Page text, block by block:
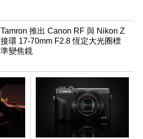
Tamron 推出 Canon RF 與 Nikon Z
接環 17-70mm F2.8 恆定大光圈標
準變焦鏡